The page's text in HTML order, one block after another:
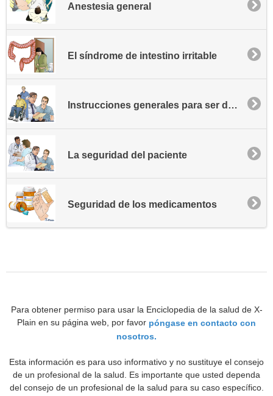
Anestesia general
El síndrome de intestino irritable
Instrucciones generales para ser dado de alta
La seguridad del paciente
Seguridad de los medicamentos
Para obtener permiso para usar la Enciclopedia de la salud de X-
Plain en su página web, por favor póngase en contacto con
nosotros.
Esta información es para uso informativo y no sustituye el consejo
de un profesional de la salud. Es importante que usted dependa
del consejo de un profesional de la salud para su caso específico.